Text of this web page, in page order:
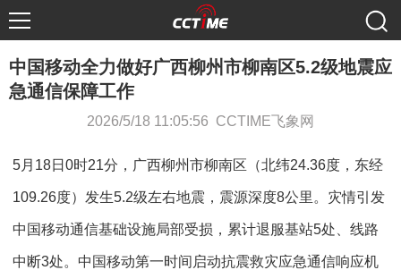
中国移动全力做好广西柳州市柳南区5.2级地震应
急通信保障工作
2026/5/18 11:05:56 CCTIME飞象网
5月18日0时21分，广西柳州市柳南区（北纬24.36度，东经
109.26度）发生5.2级左右地震，震源深度8公里。灾情引发
中国移动通信基础设施局部受损，累计退服基站5处、线路
中断3处。中国移动第一时间启动抗震救灾应急通信响应机